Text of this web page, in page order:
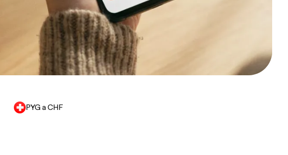
PYG a CHF